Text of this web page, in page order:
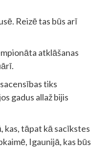
Reizē tas būs arī
atklāšanas
tiks
gadus allaž bijis
kas, tāpat kā sacīkstes
Igaunijā, kas būs